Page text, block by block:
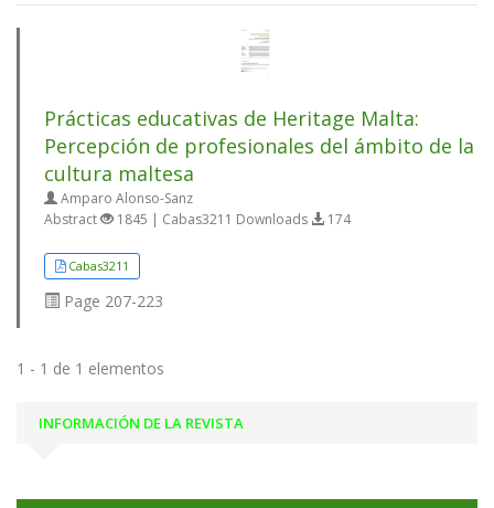
Prácticas educativas de Heritage Malta:
Percepción de profesionales del ámbito de la
cultura maltesa
Amparo Alonso-Sanz
Abstract
1845 | Cabas3211 Downloads 174
Cabas3211
Page 207-223
1 - 1 de 1 elementos
INFORMACIÓN DE LA REVISTA